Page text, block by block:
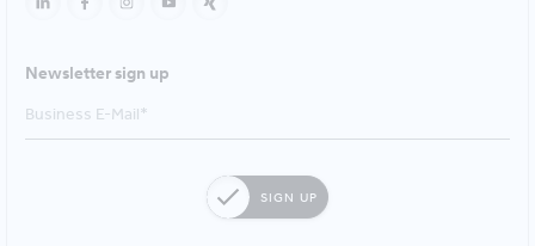
Newsletter sign up
SIGN UP